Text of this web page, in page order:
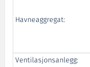
Havneaggregat:
Ventilasjonsanlegg: